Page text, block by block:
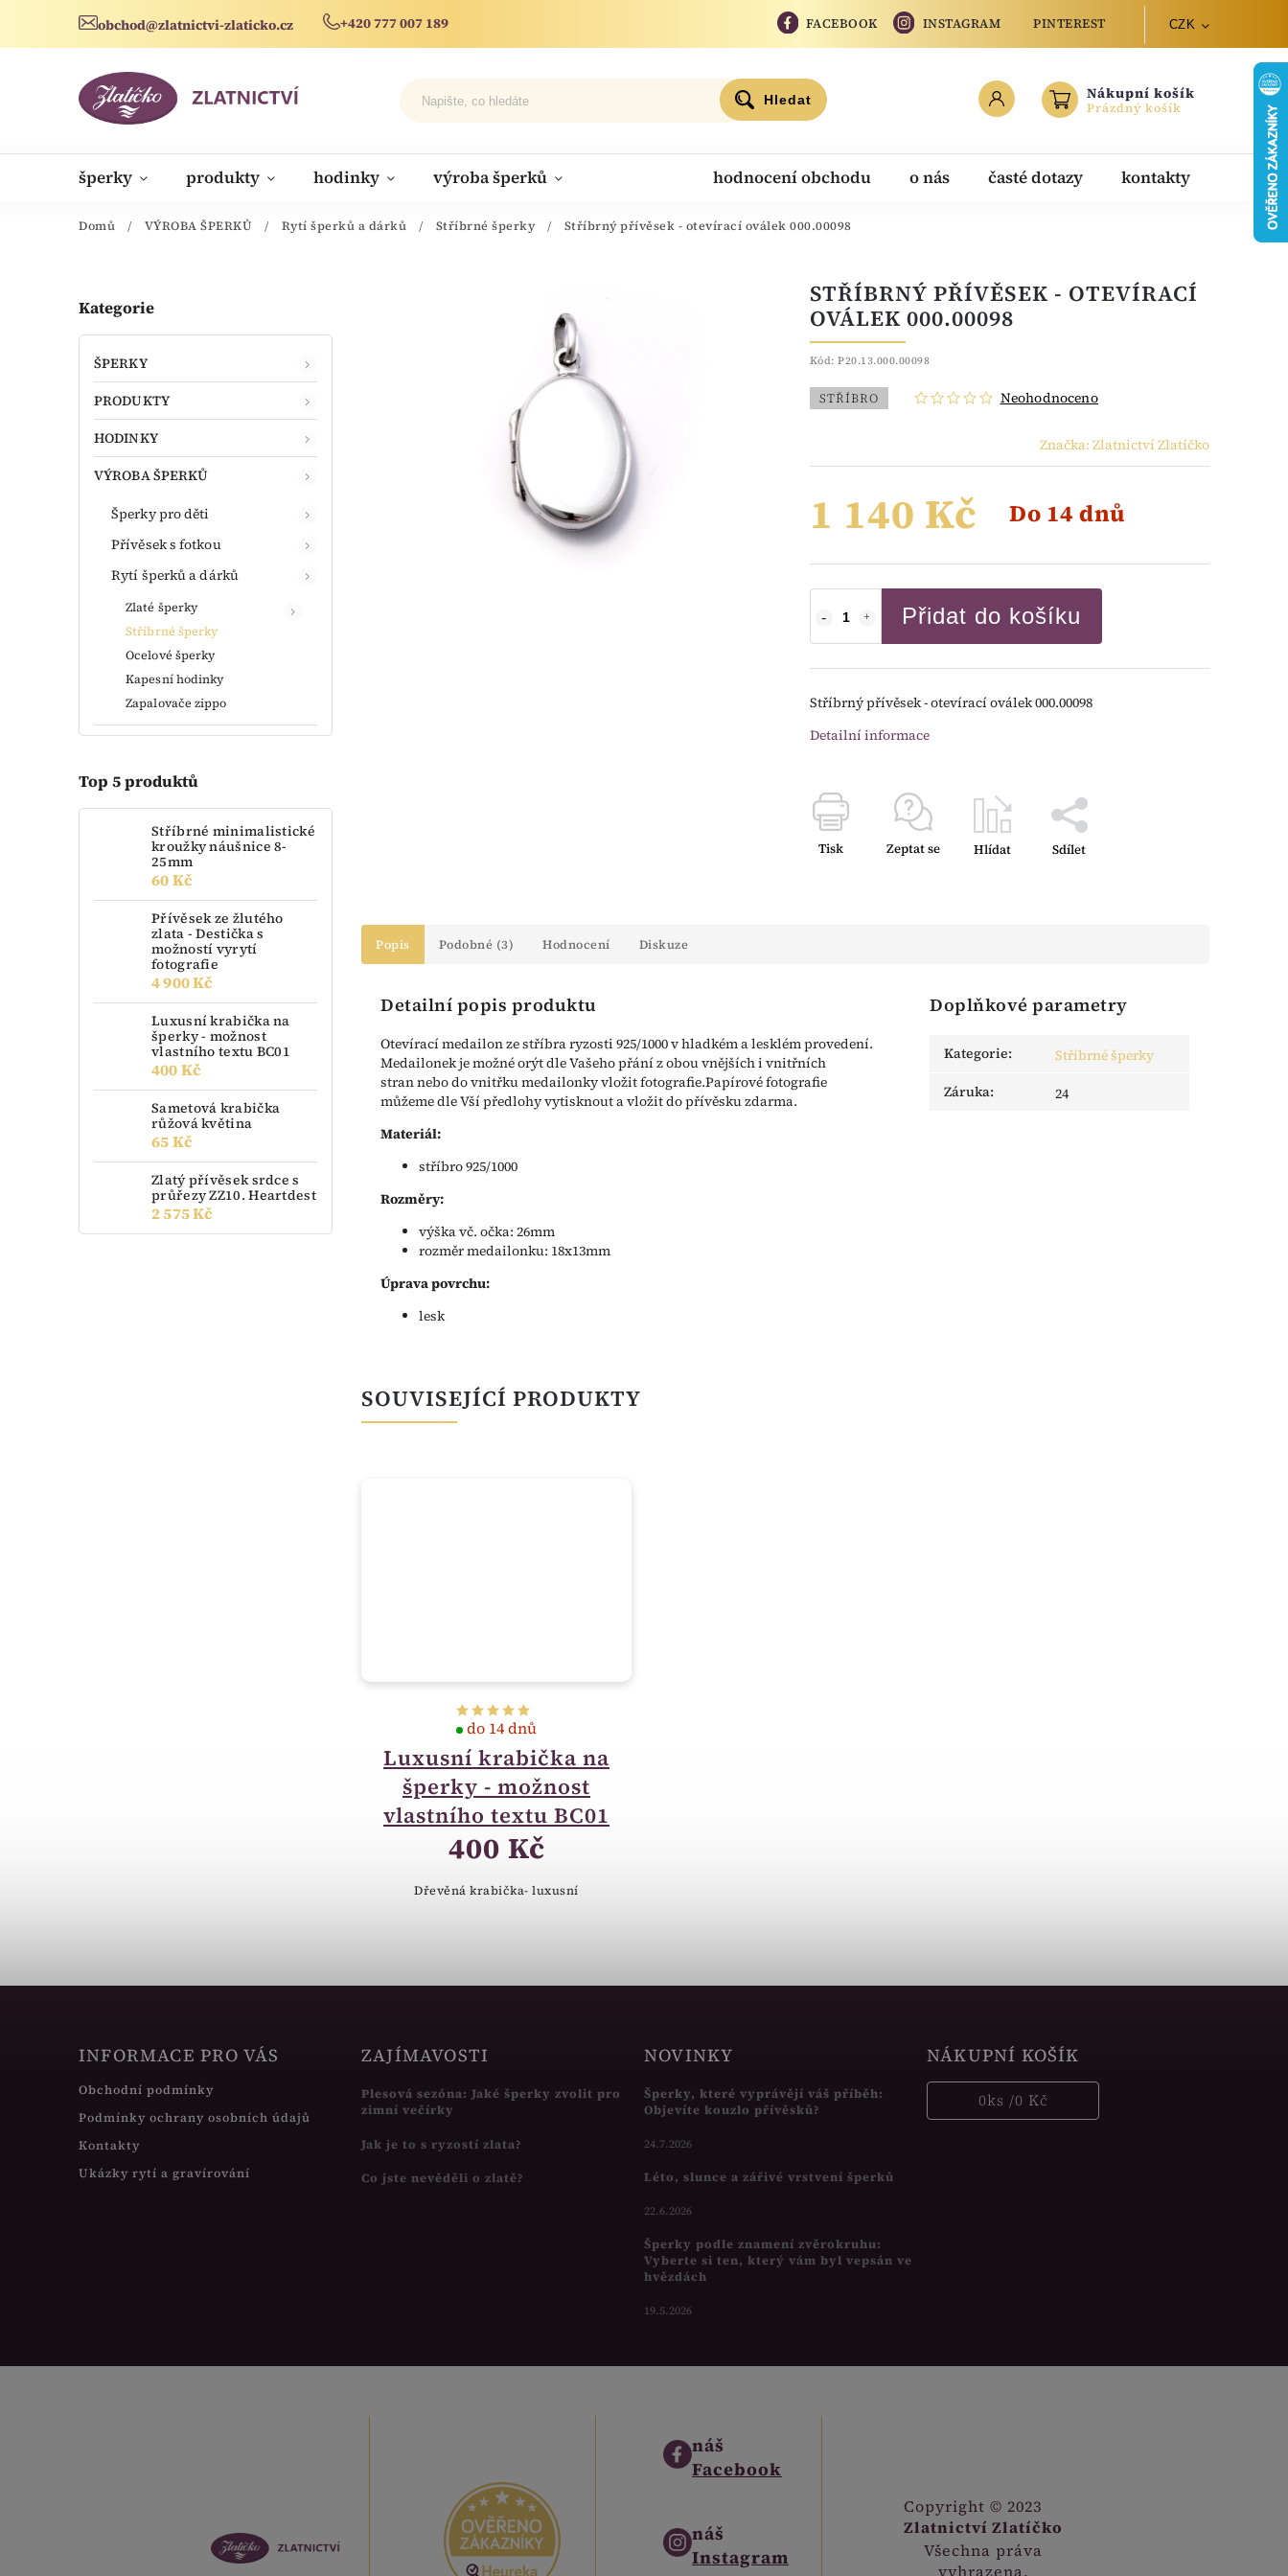
obchod@zlatnictvi-zlaticko.cz +420 777 007 189 FACEBOOK INSTAGRAM PINTEREST CZK
Hledat Nákupní košík
Prázdný košík
šperky produkty hodinky výroba šperků hodnocení obchodu o nás časté dotazy kontakty
novinky
Domů / VÝROBA ŠPERKŮ / Rytí šperků a dárků / Stříbrné šperky / Stříbrný přívěsek - otevírací oválek 000.00098
Kategorie
ŠPERKY
PRODUKTY
HODINKY
VÝROBA ŠPERKŮ
Šperky pro děti
Přívěsek s fotkou
Rytí šperků a dárků
Zlaté šperky
Stříbrné šperky
Ocelové šperky
Kapesní hodinky
Zapalovače zippo
Top 5 produktů
Stříbrné minimalistické
kroužky náušnice 8-
25mm
60 Kč
Přívěsek ze žlutého
zlata - Destička s
možností vyrytí
fotografie
4 900 Kč
Luxusní krabička na
šperky - možnost
vlastního textu BC01
400 Kč
Sametová krabička
růžová květina
65 Kč
Zlatý přívěsek srdce s
průřezy ZZ10. Heartdest
2 575 Kč
STŘÍBRNÝ PŘÍVĚSEK - OTEVÍRACÍ
OVÁLEK 000.00098
Kód: P20.13.000.00098
STŘÍBRO Neohodnoceno
Značka: Zlatnictví Zlatíčko
1 140 Kč Do 14 dnů
Přidat do košíku
Stříbrný přívěsek - otevírací oválek 000.00098
Detailní informace
Tisk Zeptat se Hlídat Sdílet
Popis Podobné (3) Hodnocení Diskuze
Detailní popis produktu
Otevírací medailon ze stříbra ryzosti 925/1000 v hladkém a lesklém provedení.
Medailonek je možné orýt dle Vašeho přání z obou vnějších i vnitřních
stran nebo do vnitřku medailonky vložit fotografie.Papírové fotografie
můžeme dle Vší předlohy vytisknout a vložit do přívěsku zdarma.
Materiál:
stříbro 925/1000
Rozměry:
výška vč. očka: 26mm
rozměr medailonku: 18x13mm
Úprava povrchu:
lesk
Doplňkové parametry
Kategorie:
Stříbrné šperky
Záruka: 24
SOUVISEJÍCÍ PRODUKTY
Luxusní krabička na
šperky - možnost
vlastního textu BC01
do 14 dnů
400 Kč
Dřevěná krabička- luxusní
INFORMACE PRO VÁS
Obchodní podmínky
Podmínky ochrany osobních údajů
Kontakty
Ukázky rytí a gravírování
ZAJÍMAVOSTI
Plesová sezóna: Jaké šperky zvolit pro
zimní večírky
Jak je to s ryzostí zlata?
Co jste nevěděli o zlatě?
NOVINKY
Šperky, které vyprávějí váš příběh:
Objevíte kouzlo přívěsků?
24.7.2026
Léto, slunce a zářivé vrstvení šperků
22.6.2026
Šperky podle znamení zvěrokruhu:
Vyberte si ten, který vám byl vepsán ve
hvězdách
19.5.2026
NÁKUPNÍ KOŠÍK
0ks /0 Kč
náš
Facebook
náš
Instagram
Copyright © 2023
Zlatnictví Zlatíčko
Všechna práva
vyhrazena.